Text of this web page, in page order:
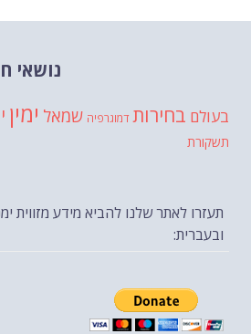
נושאי
בעולם בחירות דמוגרפיה שמאל ימין
תשקורת
תעזרו לאתר שלנו להביא מידע מזווית
ובעברית: